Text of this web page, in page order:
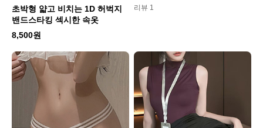
초박형 얇고 비치는 1D 허벅지
밴드스타킹 섹시한 속옷
8,500원
리뷰 1